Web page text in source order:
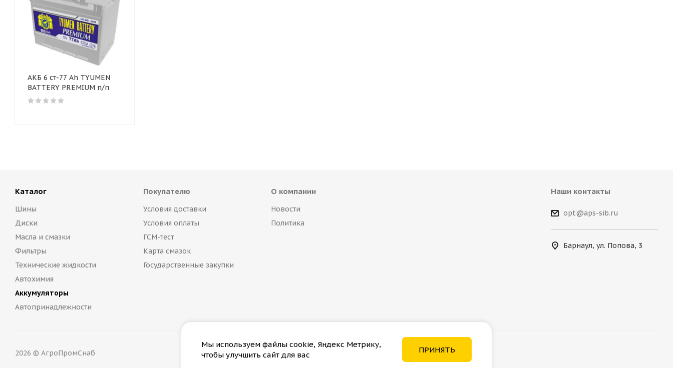
АКБ 6 ст-77 Аh TYUMEN
BATTERY PREMIUM п/п
Каталог
Шины
Диски
Масла и смазки
Фильтры
Технические жидкости
Автохимия
Аккумуляторы
Автопринадлежности
Покупателю
Условия доставки
Условия оплаты
ГСМ-тест
Карта смазок
Государственные закупки
О компании
Новости
Политика
Наши контакты
opt@aps-sib.ru
Барнаул, ул. Попова, 3
2026 © АгроПромСнаб
Мы используем файлы cookie, Яндекс Метрику,
чтобы улучшить сайт для вас
ПРИНЯТЬ